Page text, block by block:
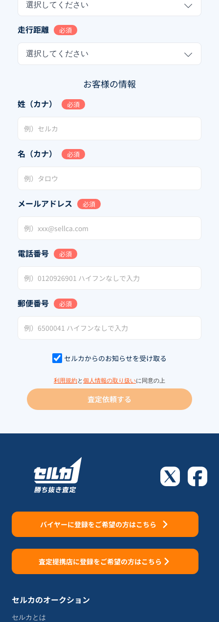
選択してください
走行距離 必須
選択してください
お客様の情報
姓（カナ） 必須
名（カナ） 必須
メールアドレス 必須
電話番号 必須
郵便番号 必須
セルカからのお知らせを受け取る
利用規約と 個人情報の取り扱いに同意の上
査定依頼する
バイヤーに登録をご希望の方はこちら
査定提携店に登録をご希望の方はこちら
セルカのオークション
セルカとは